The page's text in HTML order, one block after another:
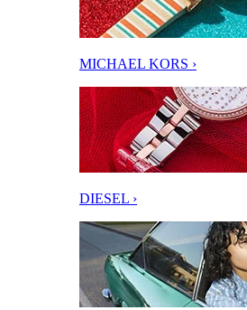
MICHAEL KORS ›
DIESEL ›